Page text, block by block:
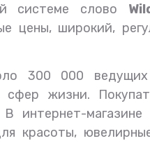
системе слово
цены, широкий,
300 000
жизни.
интернет-
красоты,